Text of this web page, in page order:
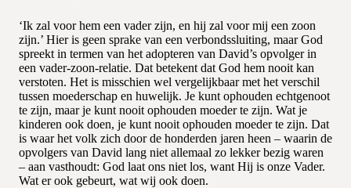
‘Ik zal voor hem een vader zijn, en hij zal voor mij een zoon
zijn.’ Hier is geen sprake van een verbondssluiting, maar God
spreekt in termen van het adopteren van David’s opvolger in
een vader-zoon-relatie. Dat betekent dat God hem nooit kan
verstoten. Het is misschien wel vergelijkbaar met het verschil
tussen moederschap en huwelijk. Je kunt ophouden echtgenoot
te zijn, maar je kunt nooit ophouden moeder te zijn. Wat je
kinderen ook doen, je kunt nooit ophouden moeder te zijn. Dat
is waar het volk zich door de honderden jaren heen – waarin de
opvolgers van David lang niet allemaal zo lekker bezig waren
– aan vasthoudt: God laat ons niet los, want Hij is onze Vader.
Wat er ook gebeurt, wat wij ook doen.